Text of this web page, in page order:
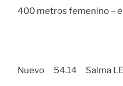
400 metros femenino –
Nuevo 54.14 Salma